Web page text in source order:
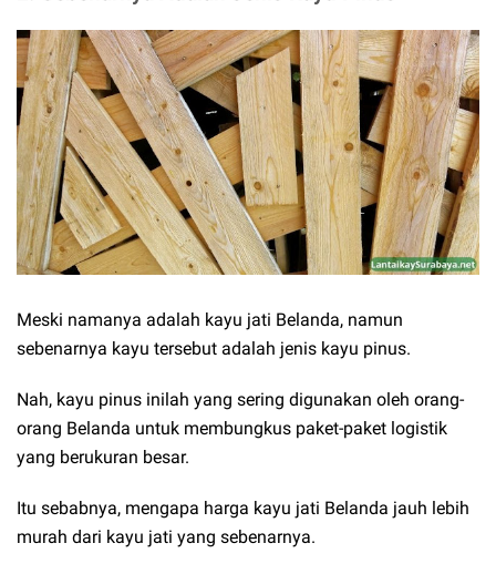
Meski namanya adalah kayu jati Belanda, namun
sebenarnya kayu tersebut adalah jenis kayu pinus.
Nah, kayu pinus inilah yang sering digunakan oleh orang-
orang Belanda untuk membungkus paket-paket logistik
yang berukuran besar.
Itu sebabnya, mengapa harga kayu jati Belanda jauh lebih
murah dari kayu jati yang sebenarnya.